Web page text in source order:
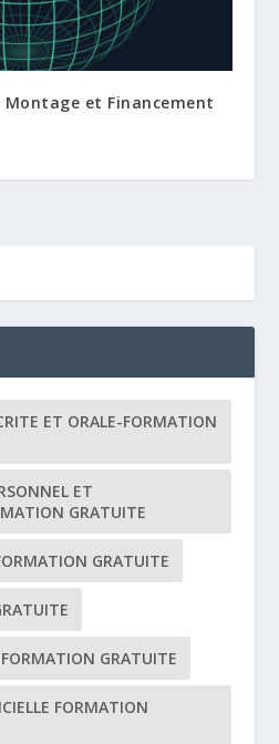
et Financement
ET ORALE-FORMATION
ET
GRATUITE
GRATUITE
GRATUITE
FORMATION